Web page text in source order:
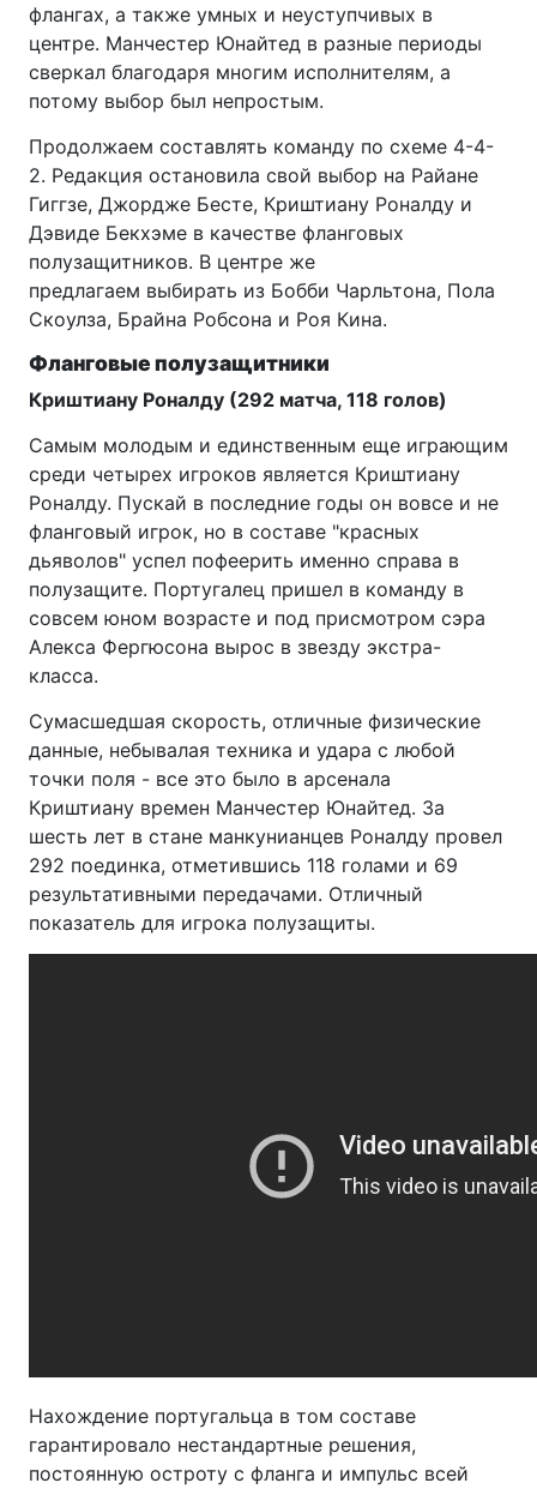
флангах, а также умных и неуступчивых в
центре. Манчестер Юнайтед в разные периоды
сверкал благодаря многим исполнителям, а
потому выбор был непростым.
Продолжаем составлять команду по схеме 4-4-
2. Редакция остановила свой выбор на Райане
Гиггзе, Джордже Бесте, Криштиану Роналду и
Дэвиде Бекхэме в качестве фланговых
полузащитников. В центре же
предлагаем выбирать из Бобби Чарльтона, Пола
Скоулза, Брайна Робсона и Роя Кина.
Фланговые полузащитники
Криштиану Роналду (292 матча, 118 голов)
Самым молодым и единственным еще играющим
среди четырех игроков является Криштиану
Роналду. Пускай в последние годы он вовсе и не
фланговый игрок, но в составе "красных
дьяволов" успел пофеерить именно справа в
полузащите. Португалец пришел в команду в
совсем юном возрасте и под присмотром сэра
Алекса Фергюсона вырос в звезду экстра-
класса.
Сумасшедшая скорость, отличные физические
данные, небывалая техника и удара с любой
точки поля - все это было в арсенала
Криштиану времен Манчестер Юнайтед. За
шесть лет в стане манкунианцев Роналду провел
292 поединка, отметившись 118 голами и 69
результативными передачами. Отличный
показатель для игрока полузащиты.
Нахождение португальца в том составе
гарантировало нестандартные решения,
постоянную остроту с фланга и импульс всей